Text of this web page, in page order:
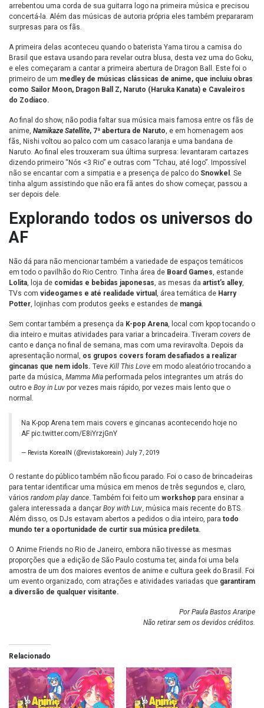
arrebentou uma corda de sua guitarra logo na primeira música e precisou
concertá-la. Além das músicas de autoria própria eles também prepararam
surpresas para os fãs.
A primeira delas aconteceu quando o baterista Yama tirou a camisa do
Brasil que estava usando para revelar outra blusa, desta vez uma do Goku,
e eles começaram a cantar a primeira abertura de Dragon Ball. Este foi o
primeiro de um medley de músicas clássicas de anime, que incluiu obras
como Sailor Moon, Dragon Ball Z, Naruto (Haruka Kanata) e Cavaleiros
do Zodíaco.
Ao final do show, não podia faltar sua música mais famosa entre os fãs de
anime, Namikaze Satellite, 7ª abertura de Naruto, e em homenagem aos
fãs, Nishi voltou ao palco com um casaco laranja e uma bandana de
Naruto. Ao final eles trouxeram sua última surpresa: levantaram cartazes
dizendo primeiro “Nós <3 Rio” e outras com “Tchau, até logo”. Impossível
não se encantar com a simpatia e a presença de palco do Snowkel . Se
tinha algum assistindo que não era fã antes do show começar, passou a
ser depois dele.
Explorando todos os universos do
AF
Não dá para não mencionar também a variedade de espaços temáticos
em todo o pavilhão do Rio Centro. Tinha área de Board Games, estande
Lolita, loja de comidas e bebidas japonesas, as mesas da artist’s alley,
TVs com videogames e até realidade virtual , área temática de Harry
Potter, lojinhas com produtos geeks e estandes de mangá.
Sem contar também a presença da K-pop Arena, local com kpop tocando o
dia inteiro e muitas atividades para variar a brincadeira. Tiveram covers de
canto e dança no final de semana, mas com uma reviravolta. Depois da
apresentação normal, os grupos covers foram desafiados a realizar
gincanas que nem idols. Teve Kill This Love em modo aleatório trocando a
parte da música, Mamma Mia performada pelos integrantes um atrás do
outro e Boy in Luv por vezes mais rápido, por vezes mais lento que o
normal.
Na K-pop Arena tem mais covers e gincanas acontecendo hoje no
AF pic.twitter.com/E8iYrzjGnY
— Revista KoreaIN (@revistakoreain) July 7, 2019
O restante do público também não ficou parado. Foi o caso de brincadeiras
para tentar identificar uma música em menos de três segundos e, claro,
vários random play dance. Também foi feito um workshop para ensinar a
galera interessada a dançar Boy with Luv, música mais recente do BTS.
Além disso, os DJs estavam abertos a pedidos o dia inteiro, para todo
mundo ter a oportunidade de curtir sua música predileta.
O Anime Friends no Rio de Janeiro, embora não tivesse as mesmas
proporções que a edição de São Paulo costuma ter, ainda foi uma bela
amostra de um dos maiores eventos de anime e cultura geek do Brasil. Foi
um evento organizado, com atrações e atividades variadas que garantiram
a diversão de qualquer visitante.
Por Paula Bastos Araripe
Não retirar sem os devidos créditos.
Relacionado